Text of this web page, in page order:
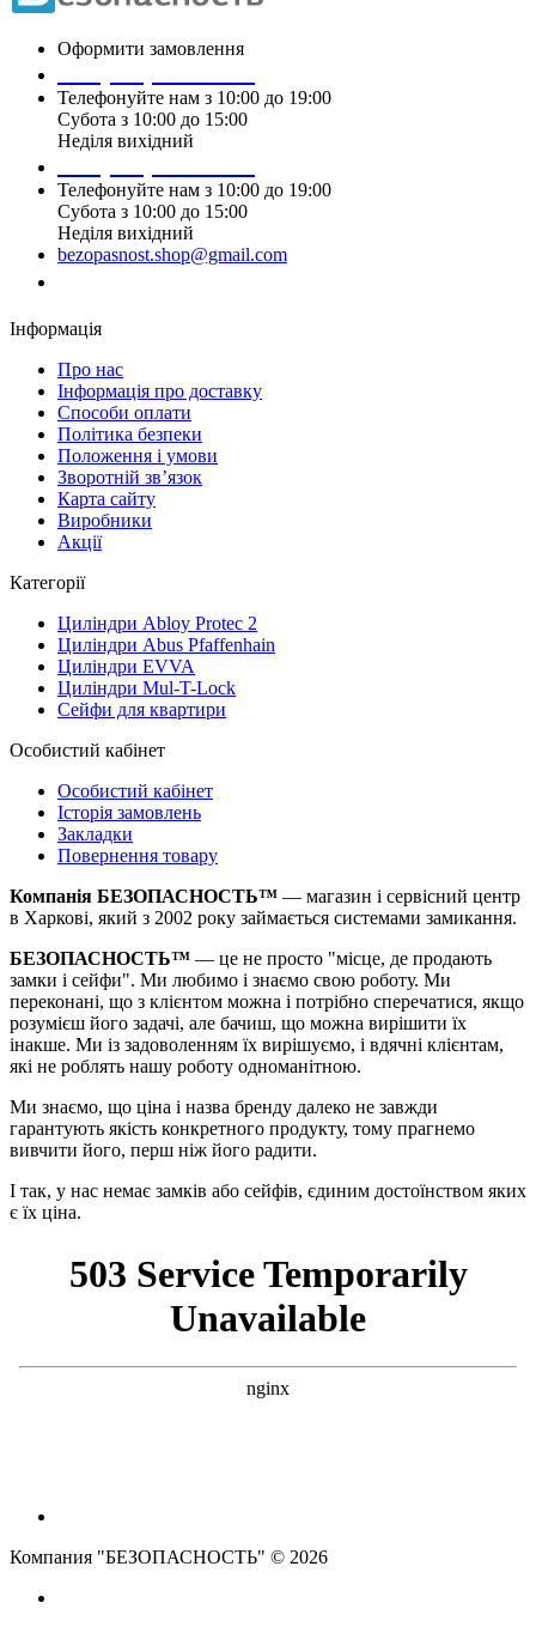
Оформити замовлення
Телефонуйте нам з 10:00 до 19:00
Субота з 10:00 до 15:00
Неділя вихідний
Телефонуйте нам з 10:00 до 19:00
Субота з 10:00 до 15:00
Неділя вихідний
bezopasnost.shop@gmail.com
Інформація
Про нас
Iнформація про доставку
Способи оплати
Політика безпеки
Положення і умови
Зворотній зв’язок
Карта сайту
Виробники
Акції
Категорії
Циліндри Abloy Protec 2
Циліндри Abus Pfaffenhain
Циліндри EVVA
Циліндри Mul-T-Lock
Сейфи для квартири
Особистий кабінет
Особистий кабінет
Історія замовлень
Закладки
Повернення товару
Компанія БЕЗОПАСНОСТЬ™ — магазин і сервісний центр
в Харкові, який з 2002 року займається системами замикання.
БЕЗОПАСНОСТЬ™ — це не просто "місце, де продають
замки і сейфи". Ми любимо і знаємо свою роботу. Ми
переконані, що з клієнтом можна і потрібно сперечатися, якщо
розумієш його задачі, але бачиш, що можна вирішити їх
інакше. Ми із задоволенням їх вирішуємо, і вдячні клієнтам,
які не роблять нашу роботу одноманітною.
Ми знаємо, що ціна і назва бренду далеко не завжди
гарантують якість конкретного продукту, тому прагнемо
вивчити його, перш ніж його радити.
І так, у нас немає замків або сейфів, єдиним достоїнством яких
є їх ціна.
Компания "БЕЗОПАСНОСТЬ" © 2026